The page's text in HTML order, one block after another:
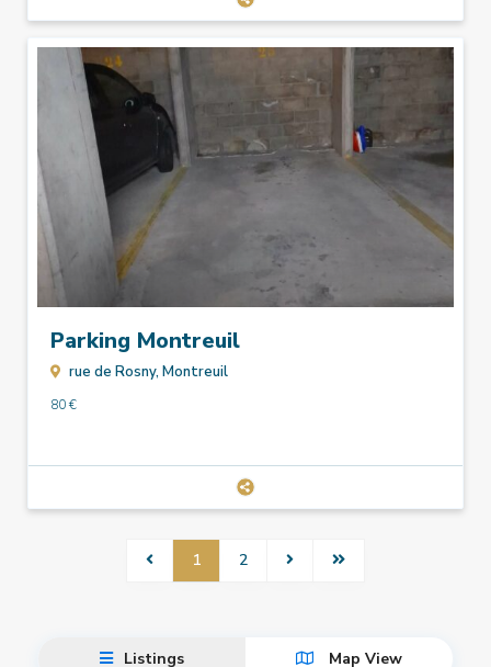
Parking Montreuil
rue de Rosny, Montreuil
80 €
1 2
Listings Map View